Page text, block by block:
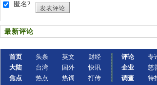
匿名?
发表评论
最新评论
首页
大陆
焦点
头条
台湾
热点
英文
国外
热词
财经
快讯
打传
评论
企业
调查
专
慈
特